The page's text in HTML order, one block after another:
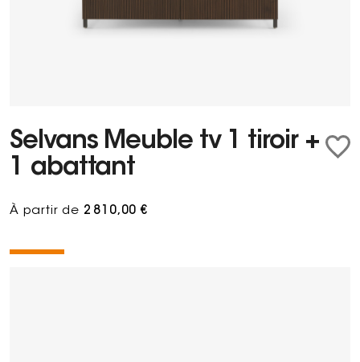
Selvans Meuble tv 1 tiroir +
1 abattant
À partir de 2 810,00 €